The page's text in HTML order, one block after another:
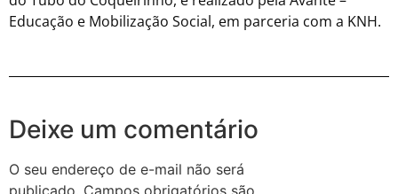
Educação e Mobilização Social, em parceria com a KNH.
Deixe um comentário
O seu endereço de e-mail não será
publicado. Campos obrigatórios são